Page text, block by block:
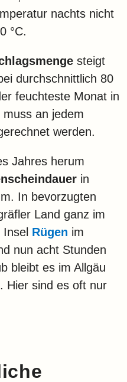
nachts nicht
°C.
steigt
durchschnittlich 80
feuchteste Monat in
an jedem
werden.
Jahres herum
in
In bevorzugten
Land ganz im
Rügen im
nun acht Stunden
bleibt es im Allgäu
Hier sind es oft nur